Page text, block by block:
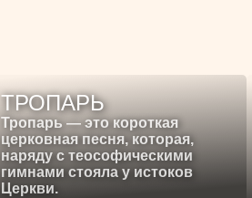
ТРОПАРЬ
Тропарь — это короткая
церковная песня, которая,
наряду с теософическими
гимнами стояла у истоков
Церкви.